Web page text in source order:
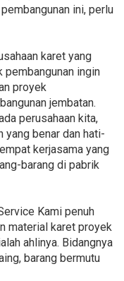
ini, perlu
karet yang
ingin
proyek
jembatan.
perusahaan kita,
yang benar dan hati-
kerjasama yang
barang di pabrik
Kami penuh
material karet proyek
ahlinya. Bidangnya
barang bermutu